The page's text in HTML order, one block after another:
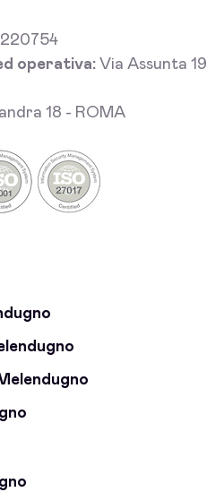
operativa: Via Assunta 19
18 - ROMA